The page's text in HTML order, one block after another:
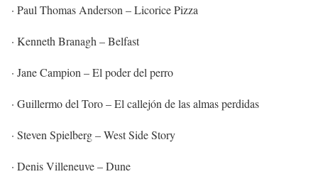
· Paul Thomas Anderson – Licorice Pizza
· Kenneth Branagh – Belfast
· Jane Campion – El poder del perro
· Guillermo del Toro – El callejón de las almas perdidas
· Steven Spielberg – West Side Story
· Denis Villeneuve – Dune